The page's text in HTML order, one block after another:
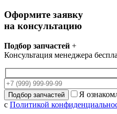
Оформите заявку
на консультацию
Подбор запчастей +
Консультация менеджера
Я
с Политикой